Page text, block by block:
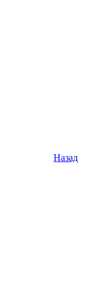
Назад